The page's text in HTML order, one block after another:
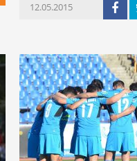
12.05.2015